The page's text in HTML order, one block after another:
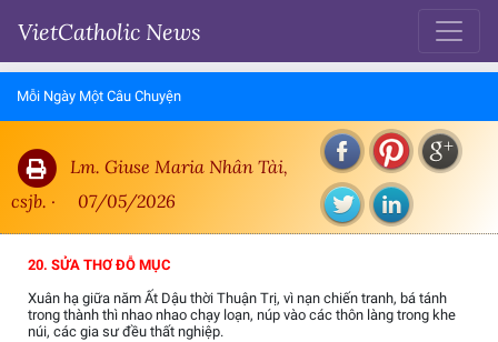
VietCatholic News
Mỗi Ngày Một Câu Chuyện
Lm. Giuse Maria Nhân Tài,
csjb. ·
07/05/2026
20. SỬA THƠ ĐỖ MỤC
Xuân hạ giữa năm Ất Dậu thời Thuận Trị, vì nạn chiến tranh, bá tánh
trong thành thì nhao nhao chạy loạn, núp vào các thôn làng trong khe
núi, các gia sư đều thất nghiệp.